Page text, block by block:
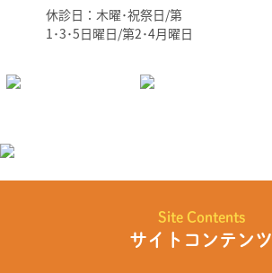
休診日：木曜･祝祭日/第
1･3･5日曜日/第2･4月曜日
Site Contents
サイトコンテンツ